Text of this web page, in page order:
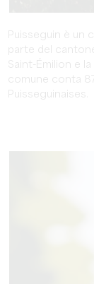
Puisseguin è un
parte del
Saint-Émilion e
comune conta
Puisseguinaises.